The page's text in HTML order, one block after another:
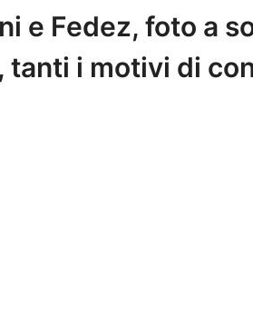
e Fedez, foto a
tanti i motivi di